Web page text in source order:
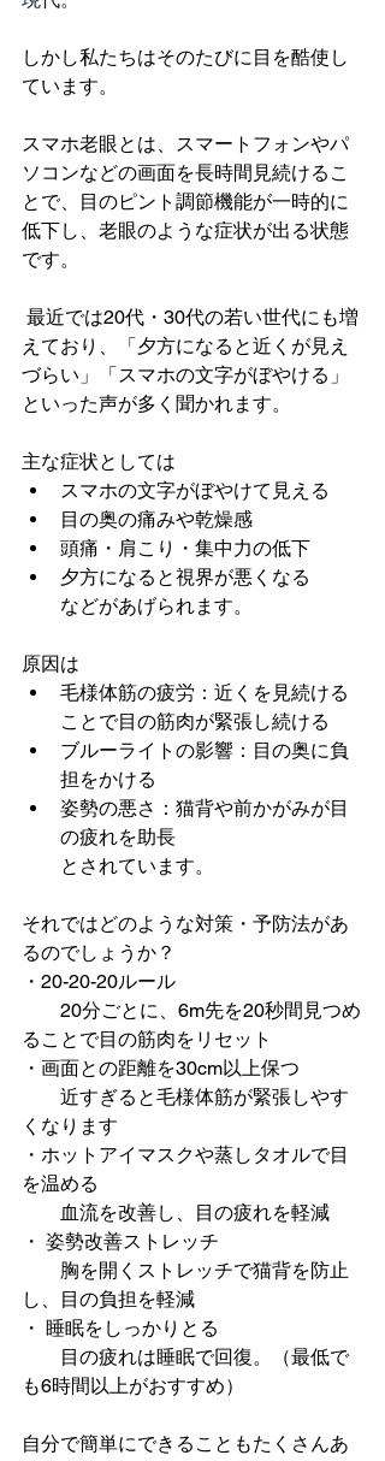
しかし私たちはそのたびに目を酷使し
ています。
スマホ老眼とは、スマートフォンやパ
ソコンなどの画面を長時間見続けるこ
とで、目のピント調節機能が一時的に
低下し、老眼のような症状が出る状態
です。
えており、「夕方になると近くが見え
づらい」「スマホの文字がぼやける」
といった声が多く聞かれます。
主な症状としては
スマホの文字がぼやけて見える
目の奥の痛みや乾燥感
頭痛・肩こり・集中力の低下
夕方になると視界が悪くなる
などがあげられます。
原因は
毛様体筋の疲労：近くを見続ける
ことで目の筋肉が緊張し続ける
ブルーライトの影響：目の奥に負
担をかける
姿勢の悪さ：猫背や前かがみが目
の疲れを助長
とされています。
それではどのような対策・予防法があ
るのでしょうか？
・20-20-20ルール
20分ごとに、6m先を20秒間見つめ
ることで目の筋肉をリセット
・画面との距離を30cm以上保つ
近すぎると毛様体筋が緊張しやす
くなります
・ホットアイマスクや蒸しタオルで目
を温める
血流を改善し、目の疲れを軽減
・ 姿勢改善ストレッチ
胸を開くストレッチで猫背を防止
し、目の負担を軽減
・ 睡眠をしっかりとる
目の疲れは睡眠で回復。（最低で
も6時間以上がおすすめ）
自分で簡単にできることもたくさんあ